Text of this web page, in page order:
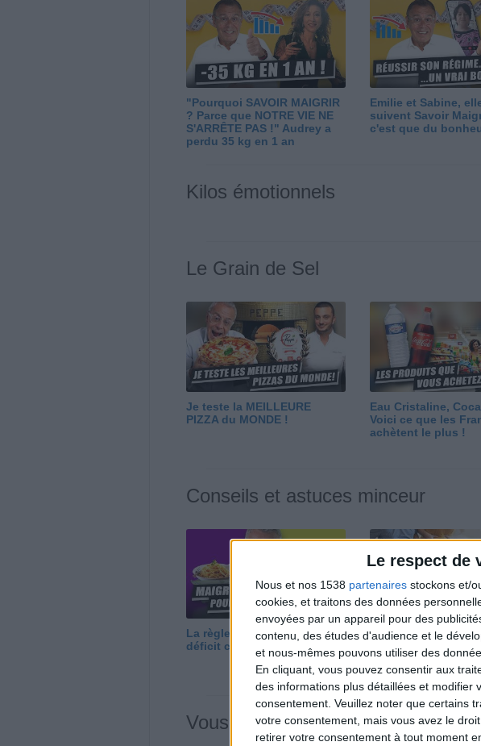
Le respect de
Nous et nos 1538 partenaires stockons et/
cookies, et traitons des données
envoyées par un appareil pour des
contenu, des études d'audience et le
et nous-mêmes pouvons utiliser des
En cliquant, vous pouvez consentir aux
des informations plus détaillées et
consentement. Veuillez noter que certains
votre consentement, mais vous avez le
retirer votre consentement à tout moment
"Pourquoi SAVOIR MAIGRIR
? Parce que NOTRE VIE NE
S'ARRÊTE PAS !" Audrey a
perdu 35 kg en 1 an
Emilie et Sabine,
suivent Savoir
c'est que du
Kilos émotionnels
Le Grain de Sel
Je teste la MEILLEURE
PIZZA du MONDE !
Eau Cristaline,
Voici ce que les
achètent le plus !
Conseils et astuces minceur
La règle N°1 pour maigrir : le
déficit calorique
Perdre 10 kg : ma
est imparable
Vous m'avez demandé